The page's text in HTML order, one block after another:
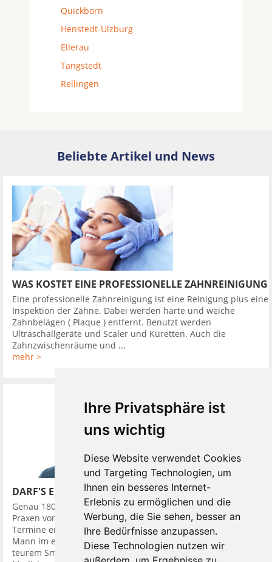
Ihre Privatsphäre ist
uns wichtig
Diese Website verwendet Cookies
und Targeting Technologien, um
Ihnen ein besseres Internet-
Erlebnis zu ermöglichen und die
Werbung, die Sie sehen, besser an
Ihre Bedürfnisse anzupassen.
Diese Technologien nutzen wir
Quickborn
Henstedt-Ulzburg
Ellerau
Tangstedt
Rellingen
Beliebte Artikel und News
WAS KOSTET EINE PROFESSIONELLE ZAHNREINIGUNG
Eine professionelle Zahnreinigung ist eine Reinigung plus eine
Inspektion der Zähne. Dabei werden harte und weiche
Zahnbelägen ( Plaque ) entfernt. Benutzt werden
Ultraschallgeräte und Scaler und Küretten. Auch die
Zahnzwischenräume und ...
mehr >
DARF'S EIN BISSCHEN MEHR SEIN?
Genau 180 Mal besuchte ein junger Züricher im Jahr 2016
Praxen von Zahnärzten. Das Besondere war: Bei der Hälfte der
Termine erschien er als gepflegter, Erfolg ausstrahlender
Mann im edlen Anzug und ausgestattet mit Accessoires, wie
teurem Smartphone, die Status symbolisierten. Den